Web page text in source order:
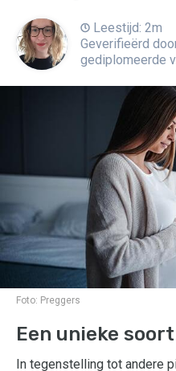
Leestijd: 2m
Geverifieërd
gediplomeerde
Foto: Preggers
Een unieke
In tegenstelling tot andere